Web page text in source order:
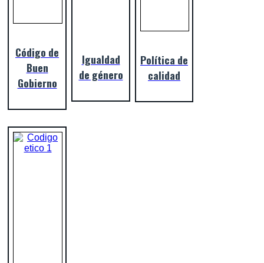
Código de
Buen
Gobierno
Igualdad
de género
Política de
calidad